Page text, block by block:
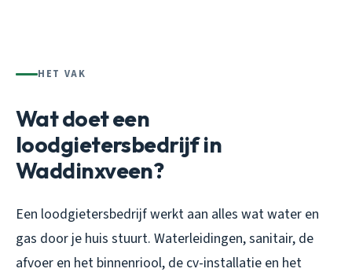
HET VAK
Wat doet een
loodgietersbedrijf in
Waddinxveen?
Een loodgietersbedrijf werkt aan alles wat water en
gas door je huis stuurt. Waterleidingen, sanitair, de
afvoer en het binnenriool, de cv-installatie en het